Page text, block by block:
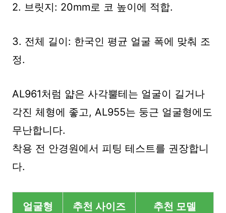
2. 브릿지: 20mm로 코 높이에 적합.
3. 전체 길이: 한국인 평균 얼굴 폭에 맞춰 조
정.
AL961처럼 얇은 사각뿔테는 얼굴이 길거나
각진 체형에 좋고, AL955는 둥근 얼굴형에도
무난합니다.
착용 전 안경원에서 피팅 테스트를 권장합니
다.
얼굴형 추천 사이즈 추천 모델